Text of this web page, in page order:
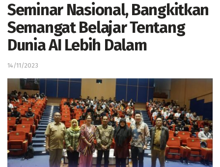
Seminar Nasional, Bangkitkan
Semangat Belajar Tentang
Dunia AI Lebih Dalam
14/11/2023